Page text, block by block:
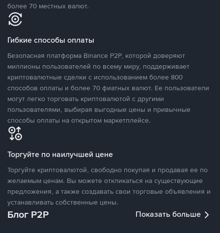
более 70 местных валют.
Гибкие способы оплаты
Безопасная платформа Binance P2P, которой доверяют
миллионы пользователей по всему миру, поддерживает
криптовалютные сделки с использованием более 800
способов оплаты и более 70 фиатных валют. Ее пользователи
могут легко торговать криптовалютой с другими
пользователями, выбирая выгодные цены и привычные
способы оплаты на открытом маркетплейсе.
Торгуйте по наилучшей цене
Торгуйте криптовалютой, свободно покупая и продавая ее по
желаемым ценам. Вы можете откликаться на существующие
предложения, а также создавать свои торговые объявления и
устанавливать собственные цены.
Блог P2P Показать больше